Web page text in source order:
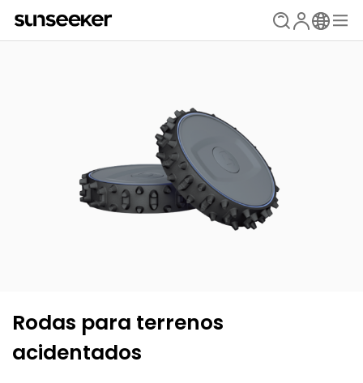
Rodas para terrenos
acidentados